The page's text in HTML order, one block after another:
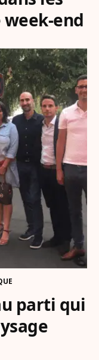
week-end
parti qui